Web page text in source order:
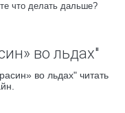
что делать дальше?
во льдах"
во льдах" читать